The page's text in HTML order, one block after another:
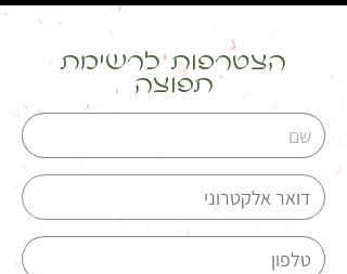
הצטרפות לרשימת
תפוצה